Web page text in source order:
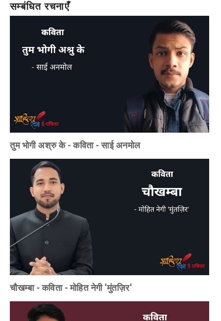
सम्बंधित रचनाएँ
तुम भोगी अश्रु के - कविता - साई अनमोल
चौखम्बा - कविता - मोहित नेगी 'मुंतज़िर'